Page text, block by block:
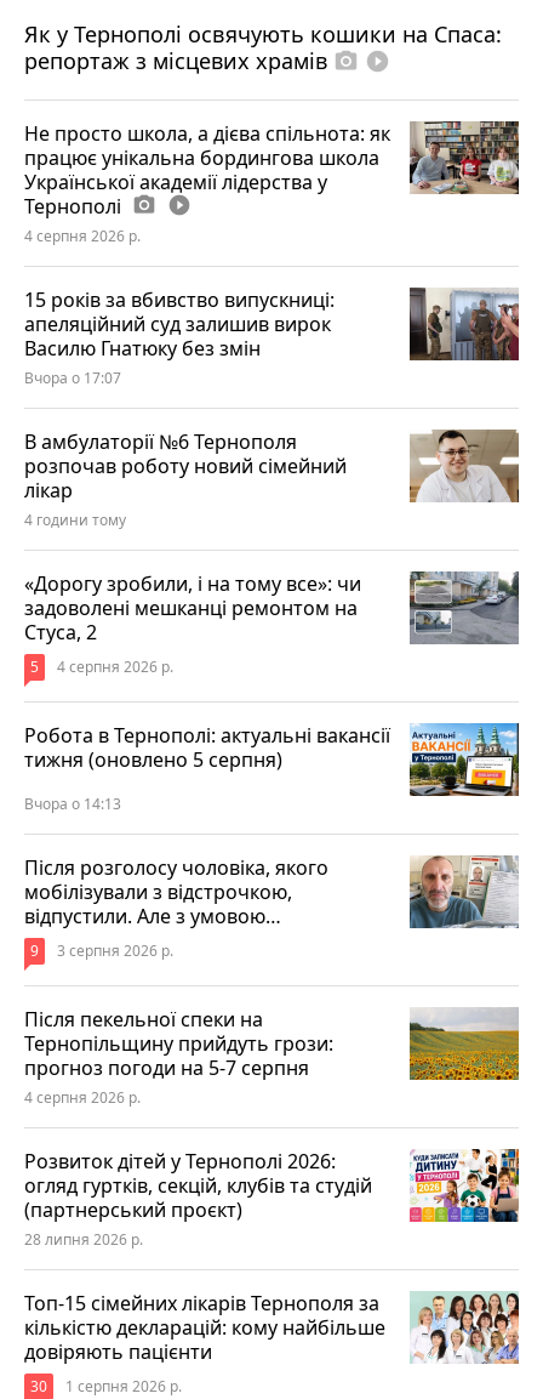
Як у Тернополі освячують кошики на Спаса:
репортаж з місцевих храмів photo_camera play_circle_filled
Не просто школа, а дієва спільнота: як
працює унікальна бордингова школа
Української академії лідерства у
Тернополі photo_camera play_circle_filled
4 серпня 2026 р.
15 років за вбивство випускниці:
апеляційний суд залишив вирок
Василю Гнатюку без змін
Вчора о 17:07
В амбулаторії №6 Тернополя
розпочав роботу новий сімейний
лікар
4 години тому
«Дорогу зробили, і на тому все»: чи
задоволені мешканці ремонтом на
Стуса, 2
5 4 серпня 2026 р.
Робота в Тернополі: актуальні вакансії
тижня (оновлено 5 серпня)
Вчора о 14:13
Після розголосу чоловіка, якого
мобілізували з відстрочкою,
відпустили. Але з умовою…
9 3 серпня 2026 р.
Після пекельної спеки на
Тернопільщину прийдуть грози:
прогноз погоди на 5-7 серпня
4 серпня 2026 р.
Розвиток дітей у Тернополі 2026:
огляд гуртків, секцій, клубів та студій
(партнерський проєкт)
28 липня 2026 р.
Топ-15 сімейних лікарів Тернополя за
кількістю декларацій: кому найбільше
довіряють пацієнти
30 1 серпня 2026 р.